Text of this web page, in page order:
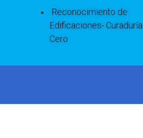
Reconocimiento de
Edificaciones- Curaduría
Cero